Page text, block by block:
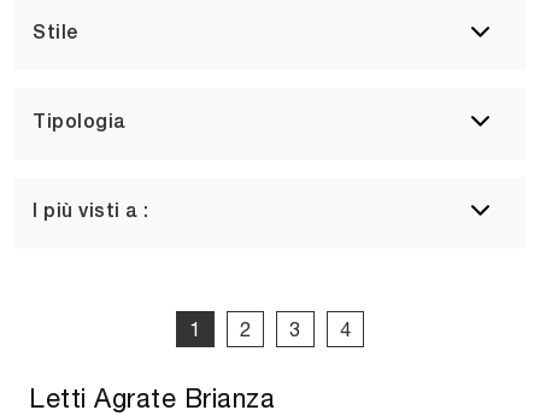
Stile
Tipologia
I più visti a :
1 2 3 4
Letti Agrate Brianza